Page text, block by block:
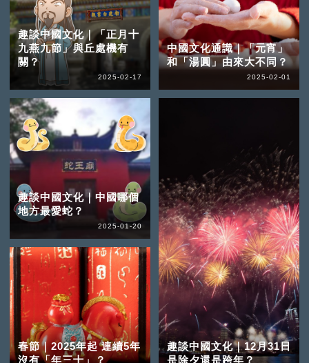
趣談中國文化｜「正月十
九燕九節」與丘處機有
關？
2025-02-17
中國文化通識｜「元宵」
和「湯圓」由來大不同？
2025-02-01
趣談中國文化｜中國哪個
地方最愛蛇？
2025-01-20
春節｜2025年起 連續5年
沒有「年三十」？
趣談中國文化｜12月31日
是除夕還是跨年？